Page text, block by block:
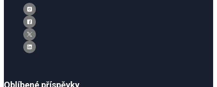
Oblíbené příspěvky